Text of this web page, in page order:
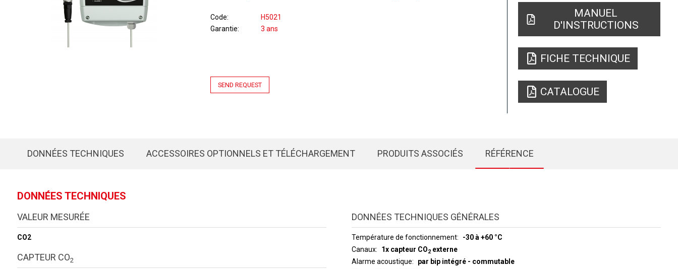
Code
H5021
Garantie
3 ans
SEND REQUEST
MANUEL
D'INSTRUCTIONS
FICHE TECHNIQUE
CATALOGUE
DONNÉES TECHNIQUES ACCESSOIRES OPTIONNELS ET TÉLÉCHARGEMENT PRODUITS ASSOCIÉS RÉFÉRENCE
DONNÉES TECHNIQUES
VALEUR MESURÉE
CO2
CAPTEUR CO2
DONNÉES TECHNIQUES GÉNÉRALES
Température de fonctionnement
-30 à +60 °C
Canaux
1x capteur CO2externe
Alarme acoustique
par bip intégré - commutable